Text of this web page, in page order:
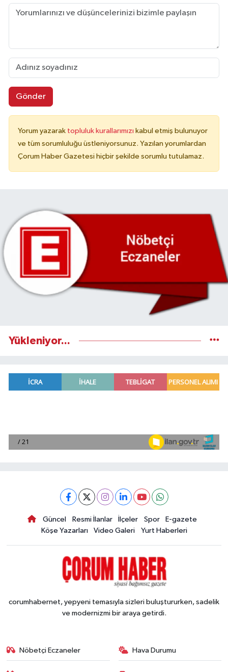
Gönder
Yorum yazarak topluluk kurallarımızı kabul etmiş bulunuyor
ve tüm sorumluluğu üstleniyorsunuz. Yazılan yorumlardan
Çorum Haber Gazetesi hiçbir şekilde sorumlu tutulamaz.
Yükleniyor...
Güncel Resmi İlanlar İlçeler Spor
E-gazete
Köşe Yazarları
Video Galeri Yurt Haberleri
corumhabernet, yepyeni temasıyla sizleri buluştururken, sadelik
ve modernizmi bir araya getirdi.
Nöbetçi Eczaneler Hava Durumu